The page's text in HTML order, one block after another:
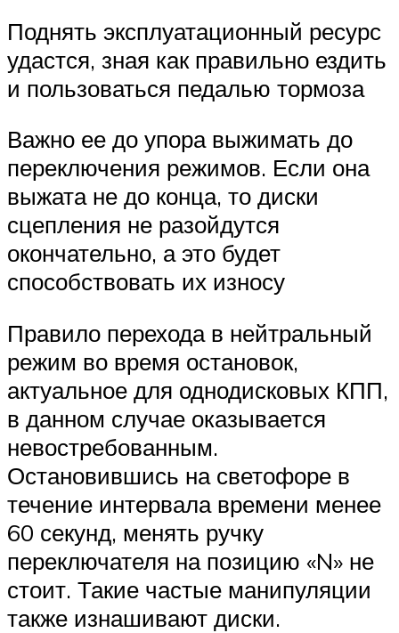
Поднять эксплуатационный ресурс
удастся, зная как правильно ездить
и пользоваться педалью тормоза
Важно ее до упора выжимать до
переключения режимов. Если она
выжата не до конца, то диски
сцепления не разойдутся
окончательно, а это будет
способствовать их износу
Правило перехода в нейтральный
режим во время остановок,
актуальное для однодисковых КПП,
в данном случае оказывается
невостребованным.
Остановившись на светофоре в
течение интервала времени менее
60 секунд, менять ручку
переключателя на позицию «N» не
стоит. Такие частые манипуляции
также изнашивают диски.